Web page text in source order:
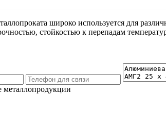
широко используется для
стойкостью к перепадам
металлопродукции